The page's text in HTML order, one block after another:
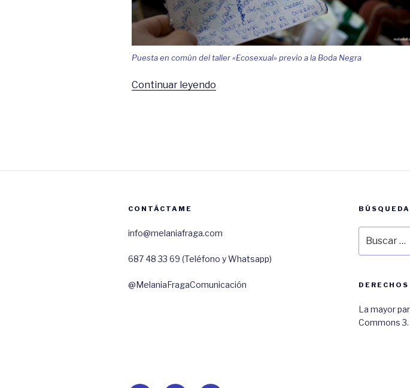
Puesta en común del taller «Ecosexual» previo a la Boda Negra
Continuar leyendo
CONTÁCTAME
info@melaniafraga.com
687 48 33 69 (Teléfono y Whatsapp)
@MelaniaFragaComunicación
BÚSQUEDA
por:
DERECHOS
La mayor
Commons